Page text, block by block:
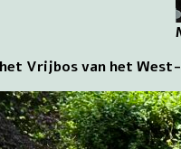
Vrijbos van het